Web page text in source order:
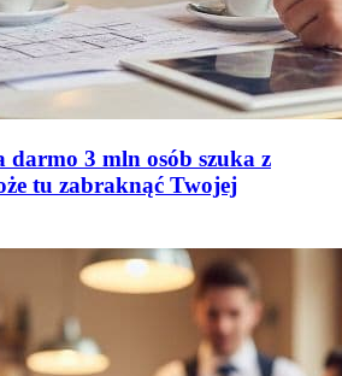
darmo 3 mln osób szuka z
tu zabraknąć Twojej